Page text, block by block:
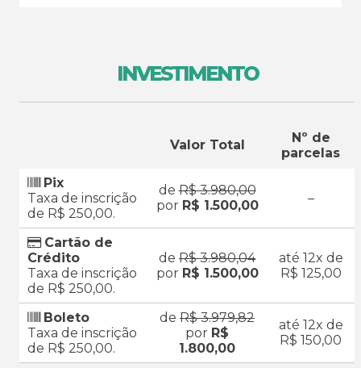
INVESTIMENTO
Valor Total
Nº de
parcelas
Pix
Taxa de inscrição
de R$ 250,00.
deR$ 3.980,00
por R$ 1.500,00 –
Cartão de
Crédito
Taxa de inscrição
de R$ 250,00.
de R$ 3.980,04
por R$ 1.500,00
até 12x de
R$ 125,00
Boleto
Taxa de inscrição
de R$ 250,00.
de R$ 3.979,82
por R$
1.800,00
até 12x de
R$ 150,00